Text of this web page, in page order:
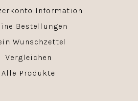
Information
Bestellungen
Wunschzettel
Vergleichen
Alle Produkte